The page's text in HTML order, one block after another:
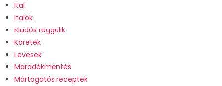
Ital
Italok
Kiadós reggelik
Köretek
Levesek
Maradékmentés
Mártogatós receptek